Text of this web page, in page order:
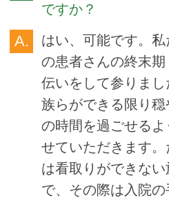
ですか？
はい、可能です。私
の患者さんの終末
伝いをして参りま
族らができる限り
の時間を過ごせる
せていただきます
は看取りができな
で、その際は入院